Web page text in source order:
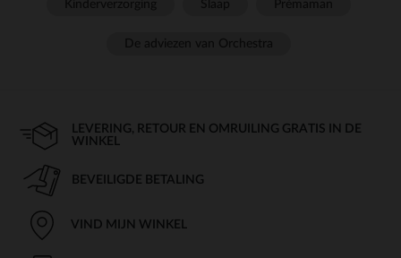
LEVERING, RETOUR EN OMRUILING GRATIS IN DE
WINKEL
BEVEILIGDE BETALING
VIND MIJN WINKEL